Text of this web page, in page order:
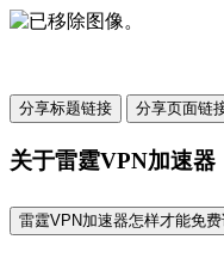
分享标题链接 分享页面链
关于雷霆VPN加速器
雷霆VPN加速器怎样才能免费